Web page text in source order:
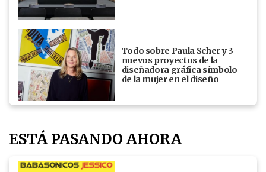
Todo sobre Paula Scher y 3
nuevos proyectos de la
diseñadora gráfica símbolo
de la mujer en el diseño
ESTÁ PASANDO AHORA